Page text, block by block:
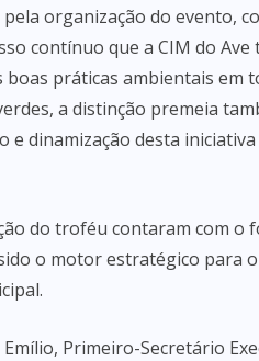
organização do evento,
contínuo que a CIM do
práticas ambientais em
a distinção premeia
e dinamização desta
do troféu contaram com o
o motor estratégico para
Primeiro-Secretário